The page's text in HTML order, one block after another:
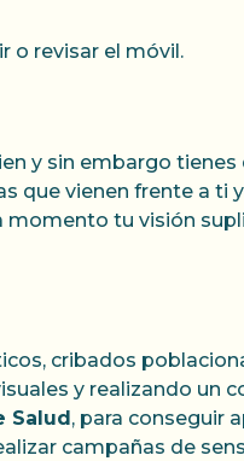
o revisar el móvil.
y sin embargo tienes
que vienen frente a ti
tu visión
cribados
y realizando un
Salud, para conseguir
campañas de